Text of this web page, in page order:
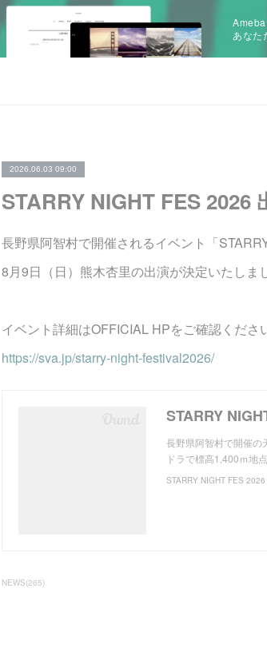
あなた
2026.06.03 09:00
STARRY NIGHT FES 2026
長野県阿智村で開催されるイベント「
8月9日（日）熊木杏里の出演が決定いたしま
イベント詳細はOFFICIAL HPをご確認くださ
https://sva.jp/starry-night-festival2026/
長野県阿智村で開催の
ドラで標高1,400ｍ地
STARRY NIGHT FES 2026
NEWS(265)